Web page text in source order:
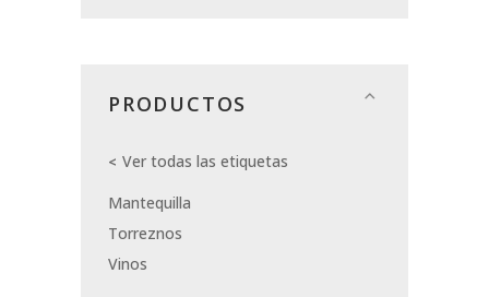
PRODUCTOS
Ver todas las etiquetas
Mantequilla
Torreznos
Vinos